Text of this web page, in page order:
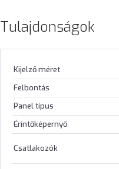
Tulajdonságok
Kijelző méret
Felbontás
Panel típus
Érintőképernyő
Csatlakozók